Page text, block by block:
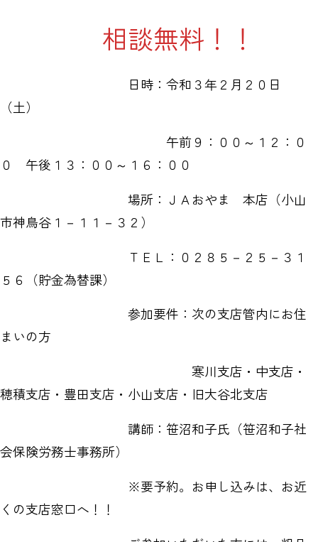
相談無料！！
日時：令和３年２月２０日
（土）
午前９：００～１２：０
０ 午後１３：００～１６：００
場所：ＪＡおやま 本店（小山
市神鳥谷１－１１－３２）
ＴＥＬ：０２８５－２５－３１
５６（貯金為替課）
参加要件：次の支店管内にお住
まいの方
寒川支店・中支店・
穂積支店・豊田支店・小山支店・旧大谷北支店
講師：笹沼和子氏（笹沼和子社
会保険労務士事務所）
※要予約。お申し込みは、お近
くの支店窓口へ！！